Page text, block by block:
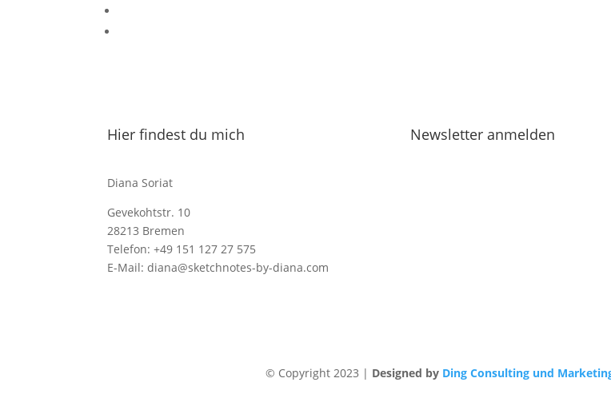
Hier findest du mich
Diana Soriat
Gevekohtstr. 10
28213 Bremen
Telefon: +49 151 127 27 575
E-Mail: diana@sketchnotes-by-diana.com
Newsletter anmelden
© Copyright 2023 | Designed by Ding Consulting und